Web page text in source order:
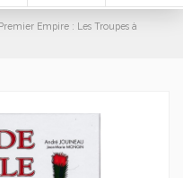
Empire : Les Troupes à